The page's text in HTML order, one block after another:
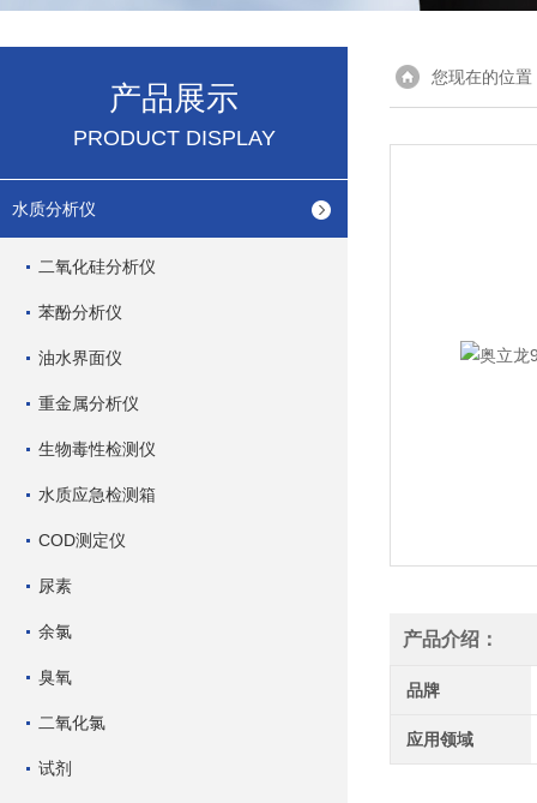
产品展示
PRODUCT DISPLAY
水质分析仪
二氧化硅分析仪
苯酚分析仪
油水界面仪
重金属分析仪
生物毒性检测仪
水质应急检测箱
COD测定仪
尿素
余氯
臭氧
二氧化氯
试剂
您现在的位置
产品介绍：
品牌
应用领域